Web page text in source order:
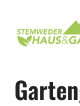
springen